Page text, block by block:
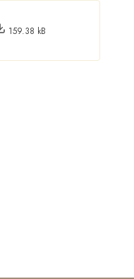
159.38 kB